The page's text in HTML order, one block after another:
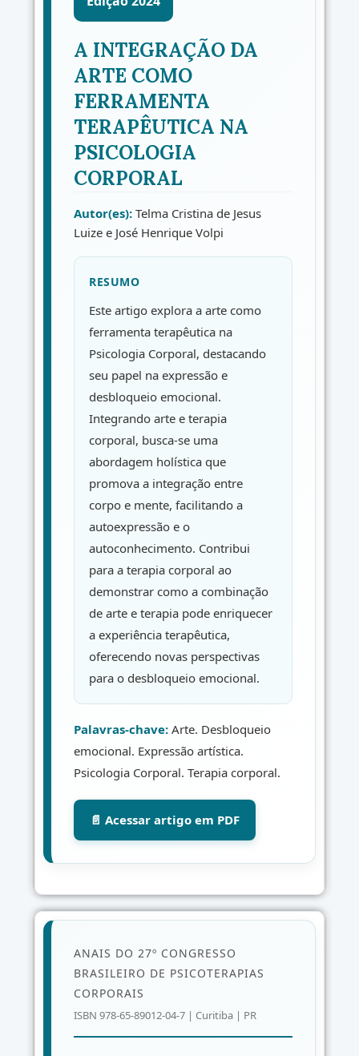
A INTEGRAÇÃO DA
ARTE COMO
FERRAMENTA
TERAPÊUTICA NA
PSICOLOGIA
CORPORAL
Autor(es): Telma Cristina de Jesus
Luize e José Henrique Volpi
RESUMO
Este artigo explora a arte como
ferramenta terapêutica na
Psicologia Corporal, destacando
seu papel na expressão e
desbloqueio emocional.
Integrando arte e terapia
corporal, busca-se uma
abordagem holística que
promova a integração entre
corpo e mente, facilitando a
autoexpressão e o
autoconhecimento. Contribui
para a terapia corporal ao
demonstrar como a combinação
de arte e terapia pode enriquecer
a experiência terapêutica,
oferecendo novas perspectivas
para o desbloqueio emocional.
Palavras-chave: Arte. Desbloqueio
emocional. Expressão artística.
Psicologia Corporal. Terapia corporal.
📄 Acessar artigo em PDF
ANAIS DO 27º CONGRESSO
BRASILEIRO DE PSICOTERAPIAS
CORPORAIS
ISBN 978-65-89012-04-7 | Curitiba | PR